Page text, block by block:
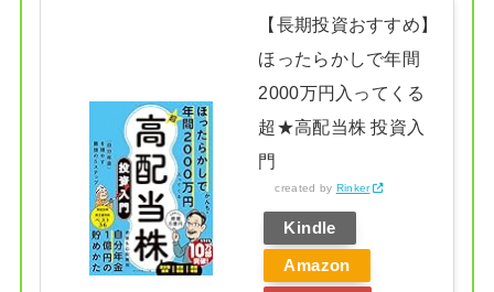
【長期投資おすすめ】
ほったらかしで年間
2000万円入ってくる
超★高配当株 投資入
門
created by Rinker
Kindle
Amazon